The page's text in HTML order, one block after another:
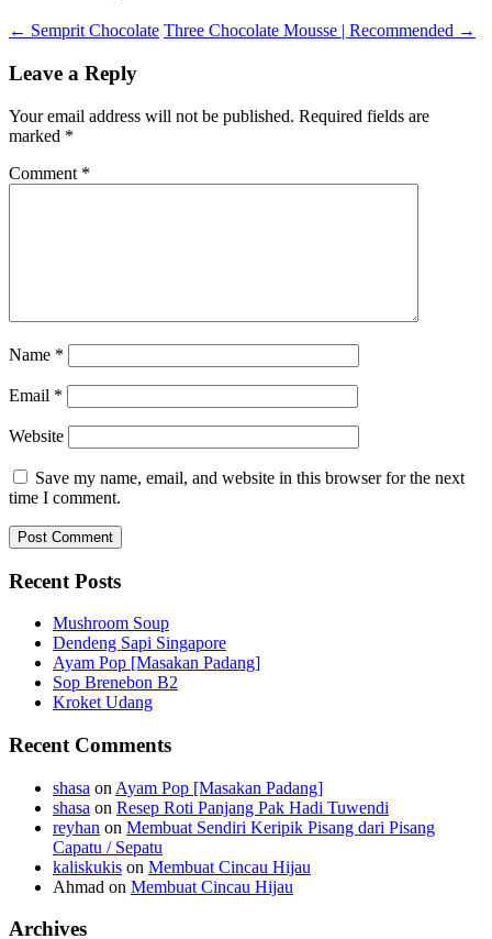
← Semprit Chocolate Three Chocolate Mousse | Recommended →
Leave a Reply
Your email address will not be published. Required fields are
marked *
Comment *
Name *
Email *
Website
Save my name, email, and website in this browser for the next
time I comment.
Recent Posts
Mushroom Soup
Dendeng Sapi Singapore
Ayam Pop [Masakan Padang]
Sop Brenebon B2
Kroket Udang
Recent Comments
shasa on Ayam Pop [Masakan Padang]
shasa on Resep Roti Panjang Pak Hadi Tuwendi
reyhan on Membuat Sendiri Keripik Pisang dari Pisang
Capatu / Sepatu
kaliskukis on Membuat Cincau Hijau
Ahmad on Membuat Cincau Hijau
Archives